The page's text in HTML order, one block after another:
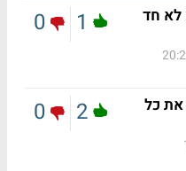
לא חד
1
0
את כל
2
0